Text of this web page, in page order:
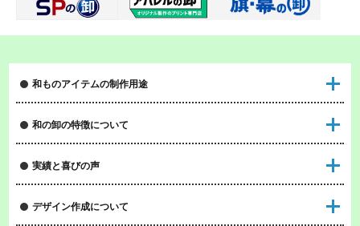
和ものアイテムの制作用途
和の卸の特徴について
実績と喜びの声
デザイン作成について